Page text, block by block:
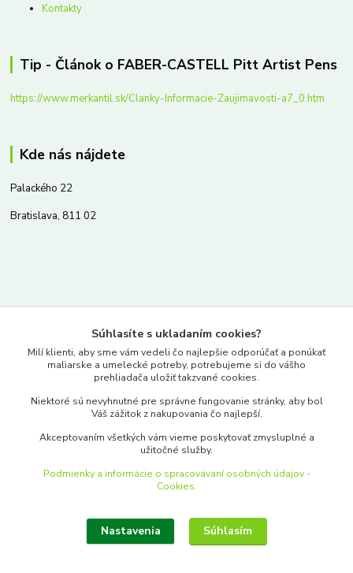
Kontakty
Tip - Článok o FABER-CASTELL Pitt Artist Pens
https://www.merkantil.sk/Clanky-Informacie-Zaujimavosti-a7_0.htm
Kde nás nájdete
Palackého 22
Bratislava, 811 02
www.merkantil.sk
Pondelok-Piatok: 9.00-17.00hod.
objednavky@merkantil-obchod.sk
Upraviť zber cookies.
Súhlasíte s ukladaním cookies?
Milí klienti, aby sme vám vedeli čo najlepšie odporúčať a ponúkať
maliarske a umelecké potreby, potrebujeme si do vášho
prehliadača uložiť takzvané cookies.
Niektoré sú nevyhnutné pre správne fungovanie stránky, aby bol
Váš zážitok z nakupovania čo najlepší.
Akceptovaním všetkých vám vieme poskytovať zmysluplné a
užitočné služby.
Podmienky a informácie o spracovávaní osobných údajov -
Cookies.
Nastavenia Súhlasím